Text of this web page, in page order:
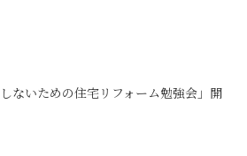
ないための住宅リフォーム勉強会」開